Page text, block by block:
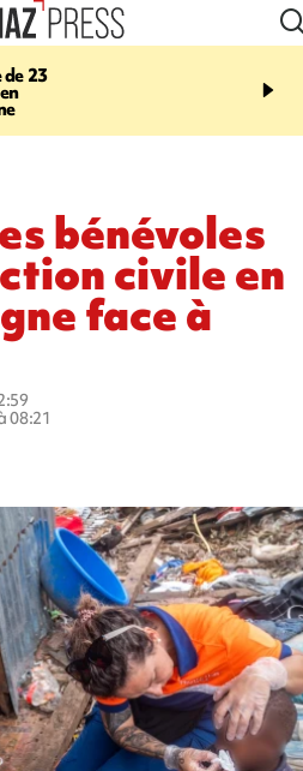
23
21:08
et Turquie scellent un
bénévoles
civile en
face à
08:21